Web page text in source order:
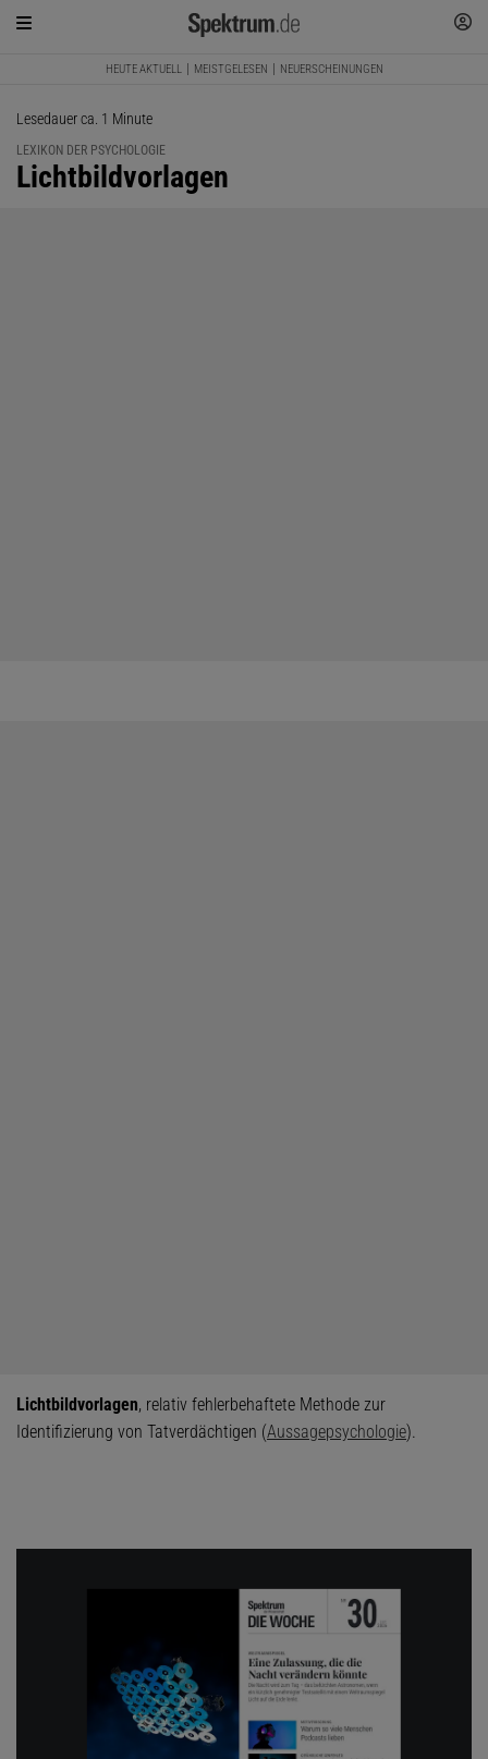
HEUTE AKTUELL MEISTGELESEN NEUERSCHEINUNGEN
Lesedauer ca. 1 Minute
LEXIKON DER PSYCHOLOGIE
:
Lichtbildvorlagen
Lichtbildvorlagen, relativ fehlerbehaftete Methode zur
Identifizierung von Tatverdächtigen (Aussagepsychologie).